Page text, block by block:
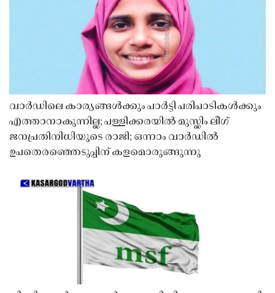
വാർഡിലെ കാര്യങ്ങൾക്കും പാർട്ടി പരിപാടികൾക്കും
എത്താനാകുന്നില്ല; പള്ളിക്കരയിൽ മുസ്ലിം ലീഗ്
ജനപ്രതിനിധിയുടെ രാജി; ഒന്നാം വാർഡിൽ
ഉപതെരഞ്ഞെടുപ്പിന് കളമൊരുങ്ങുന്നു